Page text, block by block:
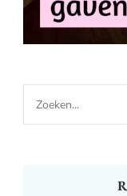
Looking
for